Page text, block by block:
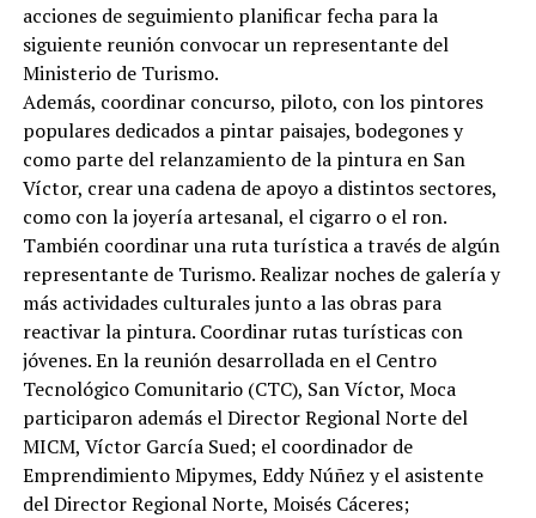
acciones de seguimiento planificar fecha para la
siguiente reunión convocar un representante del
Ministerio de Turismo.
Además, coordinar concurso, piloto, con los pintores
populares dedicados a pintar paisajes, bodegones y
como parte del relanzamiento de la pintura en San
Víctor, crear una cadena de apoyo a distintos sectores,
como con la joyería artesanal, el cigarro o el ron.
También coordinar una ruta turística a través de algún
representante de Turismo. Realizar noches de galería y
más actividades culturales junto a las obras para
reactivar la pintura. Coordinar rutas turísticas con
jóvenes. En la reunión desarrollada en el Centro
Tecnológico Comunitario (CTC), San Víctor, Moca
participaron además el Director Regional Norte del
MICM, Víctor García Sued; el coordinador de
Emprendimiento Mipymes, Eddy Núñez y el asistente
del Director Regional Norte, Moisés Cáceres;